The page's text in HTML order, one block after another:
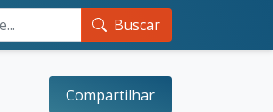
Buscar
Compartilhar